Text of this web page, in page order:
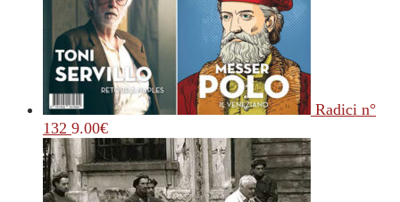
Radici n°
132 9.00€